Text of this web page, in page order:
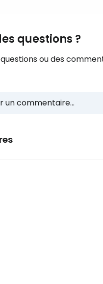
questions ?
questions ou des
un commentaire...